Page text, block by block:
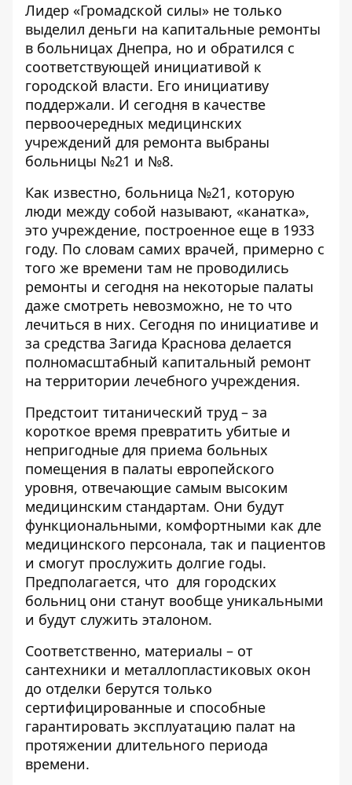
Лидер «Громадской силы» не только
выделил деньги на капитальные ремонты
в больницах Днепра, но и обратился с
соответствующей инициативой к
городской власти. Его инициативу
поддержали. И сегодня в качестве
первоочередных медицинских
учреждений для ремонта выбраны
больницы №21 и №8.
Как известно, больница №21, которую
люди между собой называют, «канатка»,
это учреждение, построенное еще в 1933
году. По словам самих врачей, примерно с
того же времени там не проводились
ремонты и сегодня на некоторые палаты
даже смотреть невозможно, не то что
лечиться в них. Сегодня по инициативе и
за средства Загида Краснова делается
полномасштабный капитальный ремонт
на территории лечебного учреждения.
Предстоит титанический труд – за
короткое время превратить убитые и
непригодные для приема больных
помещения в палаты европейского
уровня, отвечающие самым высоким
медицинским стандартам. Они будут
функциональными, комфортными как дле
медицинского персонала, так и пациентов
и смогут прослужить долгие годы.
Предполагается, что для городских
больниц они станут вообще уникальными
и будут служить эталоном.
Соответственно, материалы – от
сантехники и металлопластиковых окон
до отделки берутся только
сертифицированные и способные
гарантировать эксплуатацию палат на
протяжении длительного периода
времени.